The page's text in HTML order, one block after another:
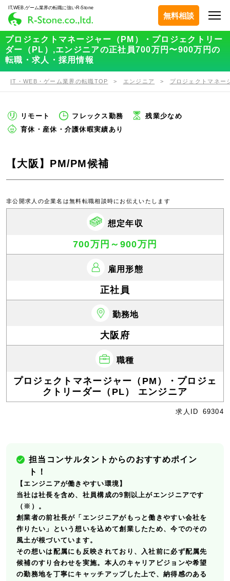
IT,WEB,ゲーム業界の転職に強いR-Stone
無料相談
プロジェクトマネージャー（PM）・プロジェクトリー
ダー（PL）,エンジニアの正社員700万円〜900万円の
転職・求人・採用情報
IT・WEB・ゲーム業界の転職TOP エンジニア プロジェクトマネー
リモート フレックス勤務
残業少なめ
育休・産休・介護休暇実績あり
【大阪】PM/PM候補
非公開求人の企業名は無料転職相談時にお伝えいたします
想定年収
700万円～900万円
雇用形態
正社員
勤務地
大阪府
職種
プロジェクトマネージャー（PM）・プロジェ
クトリーダー（PL） エンジニア
求人ID 69304
担当コンサルタントからのおすすめポイン
ト！
【エンジニアが働きやすい環境】
当社は社長を含め、社員構成の9割以上がエンジニアです
（※）。
創業者の前社長が「エンジニアがもっと働きやすい会社を
作りたい」という想いを込めて創業したため、今でのその
風土が根づいています。
その想いは配属にも反映されており、入社前に必ず配属先
候補のすり合わせを実施。本人のキャリアビジョンや希望
の勤務地を丁寧にキャッチアップした上で、納得感のある